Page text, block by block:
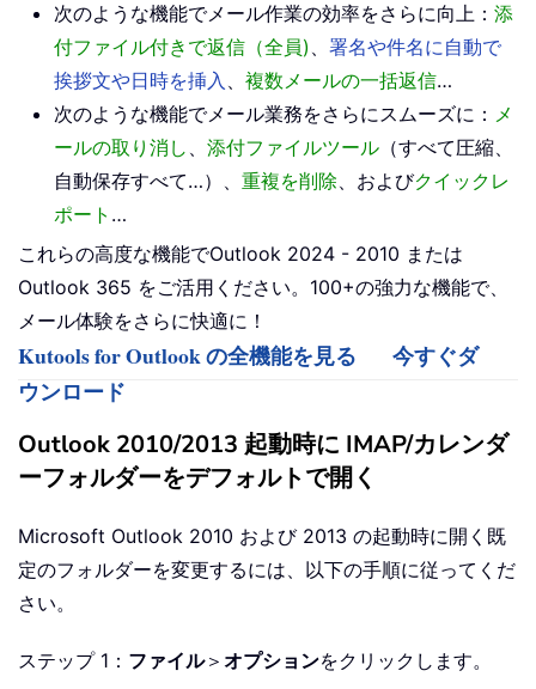
次のような機能でメール作業の効率をさらに向上： 添
付ファイル付きで返信（全員) 、 署名や件名に自動で
挨拶文や日時を挿入 、 複数メールの一括返信…
次のような機能でメール業務をさらにスムーズに： メ
ールの取り消し 、 添付ファイルツール （すべて圧縮、
自動保存すべて…）、 重複を削除、およびクイックレ
ポート …
これらの高度な機能でOutlook 2024 - 2010 または
Outlook 365 をご活用ください。100+の強力な機能で、
メール体験をさらに快適に！
Kutools for Outlook の全機能を見る
今すぐダ
ウンロード
Outlook 2010/2013 起動時に IMAP/カレンダ
ーフォルダーをデフォルトで開く
Microsoft Outlook 2010 および 2013 の起動時に開く既
定のフォルダーを変更するには、以下の手順に従ってくだ
さい。
ステップ 1： ファイル＞ オプションをクリックします。